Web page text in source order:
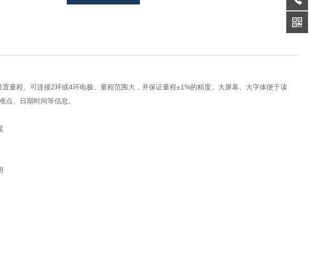
量程。可连接2环或4环电极。量程范围大，并保证量程±1%的精度。大屏幕、大字体便于读
点、日期时间等信息。